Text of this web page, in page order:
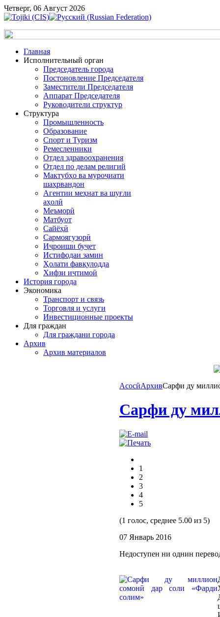
Четверг, 06 Август 2026
Главная
Исполнительный орган
Председатель города
Постоновление Председателя
Заместители Председателя
Аппарат Председателя
Руководители структур
Структура
Промышленность
Образование
Спорт и Туризм
Ремесленники
Отдел здравоохранения
Отдел по делам религий
Мактубҳо ва муроҷиати
шаҳрвандон
Агентии меҳнат ва шуғли
аҳолӣ
Меъморӣ
Матбуот
Сайёҳӣ
Сармоягузорӣ
Иҷроиши буҷет
Истифодаи замин
Ҳолати фавқулодда
Хифзи иҷтимоӣ
История города
Экономика
Транспорт и связь
Торговля и услуги
Инвестиционные проекты
Для граждан
Для граждани города
Архив
Архив материалов
АсосӣАрхивСарфи ду
Сарфи ду
1
2
3
4
5
(1 голос, среднее 5.00 из 5)
07 Январь 2016
Недоступен ни однин